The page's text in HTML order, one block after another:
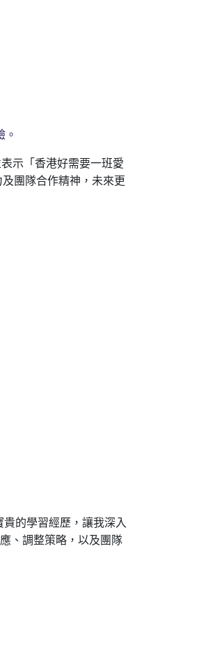
示「香港好需要一班愛
團隊合作精神，未來更
的學習經歷，讓我深入
、調整策略，以及團隊